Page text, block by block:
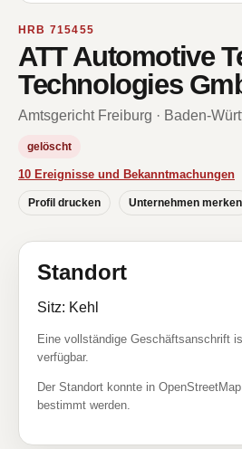
HRB 715455
ATT Automotive
Technologies
Amtsgericht Freiburg · Baden-
gelöscht
10 Ereignisse und Bekanntmachungen
Profil drucken Unternehmen merken
Standort
Sitz: Kehl
Eine vollständige Geschäftsanschrift
verfügbar.
Der Standort konnte in
bestimmt werden.